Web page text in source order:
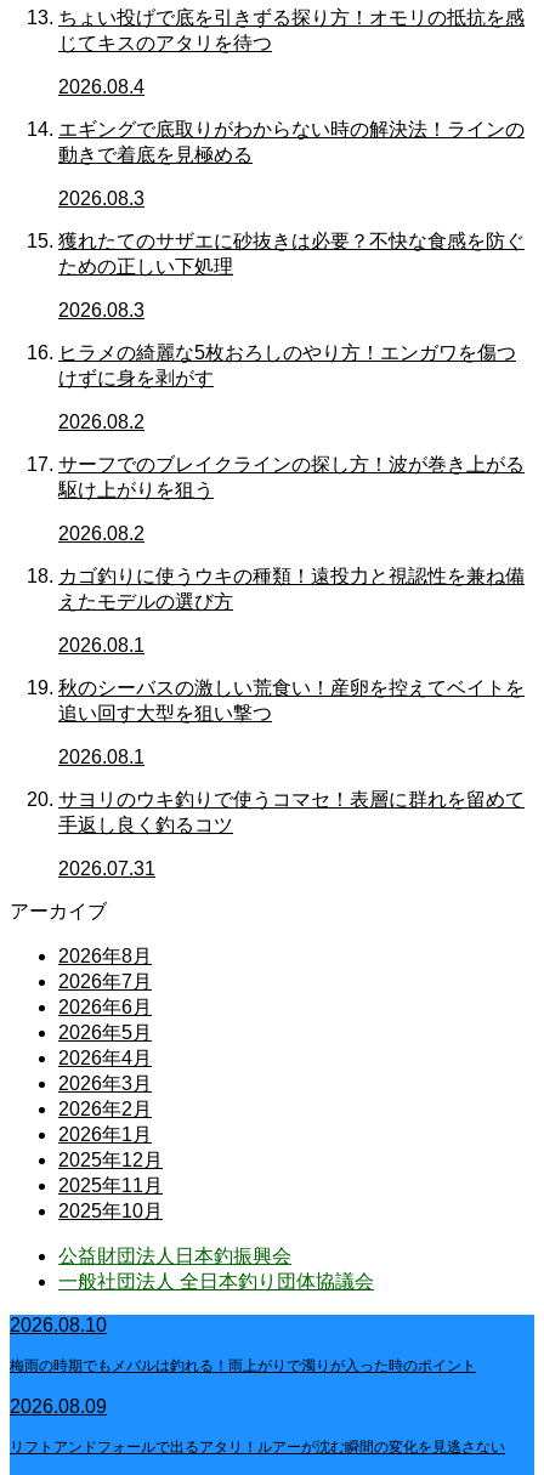
ちょい投げで底を引きずる探り方！オモリの抵抗を感
じてキスのアタリを待つ
2026.08.4
エギングで底取りがわからない時の解決法！ラインの
動きで着底を見極める
2026.08.3
獲れたてのサザエに砂抜きは必要？不快な食感を防ぐ
ための正しい下処理
2026.08.3
ヒラメの綺麗な5枚おろしのやり方！エンガワを傷つ
けずに身を剥がす
2026.08.2
サーフでのブレイクラインの探し方！波が巻き上がる
駆け上がりを狙う
2026.08.2
カゴ釣りに使うウキの種類！遠投力と視認性を兼ね備
えたモデルの選び方
2026.08.1
秋のシーバスの激しい荒食い！産卵を控えてベイトを
追い回す大型を狙い撃つ
2026.08.1
サヨリのウキ釣りで使うコマセ！表層に群れを留めて
手返し良く釣るコツ
2026.07.31
アーカイブ
2026年8月
2026年7月
2026年6月
2026年5月
2026年4月
2026年3月
2026年2月
2026年1月
2025年12月
2025年11月
2025年10月
公益財団法人日本釣振興会
一般社団法人 全日本釣り団体協議会
2026.08.10
梅雨の時期でもメバルは釣れる！雨上がりで濁りが入った時のポイント
2026.08.09
リフトアンドフォールで出るアタリ！ルアーが沈む瞬間の変化を見逃さない